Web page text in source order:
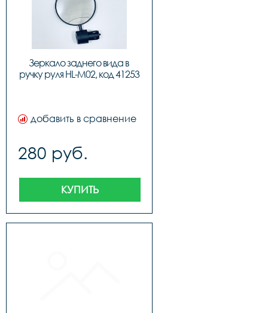
Зеркало заднего вида в
ручку руля HL-M02, код 41253
добавить в сравнение
280 руб.
КУПИТЬ